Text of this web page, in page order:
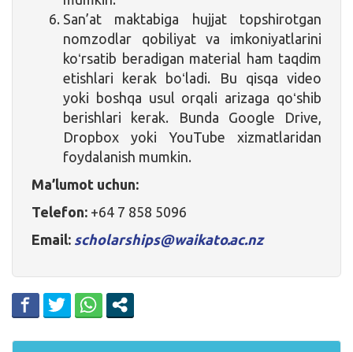
San’at maktabiga hujjat topshirotgan
nomzodlar qobiliyat va imkoniyatlarini
koʻrsatib beradigan material ham taqdim
etishlari kerak boʻladi. Bu qisqa video
yoki boshqa usul orqali arizaga qoʻshib
berishlari kerak. Bunda Google Drive,
Dropbox yoki YouTube xizmatlaridan
foydalanish mumkin.
Ma’lumot uchun:
Telefon: +64 7 858 5096
Email: scholarships@waikato.ac.nz